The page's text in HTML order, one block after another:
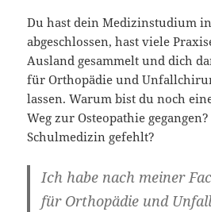
Du hast dein Medizinstudium
abgeschlossen, hast viele
Ausland gesammelt und dich
für Orthopädie und
lassen. Warum bist du noch
Weg zur Osteopathie
Schulmedizin gefehlt?
Ich habe nach meiner
für Orthopädie und